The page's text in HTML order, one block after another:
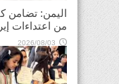
اليمن: تضامن
من اعتداءات
2026/08/03